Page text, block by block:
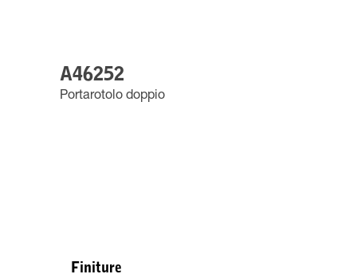
A46252
Portarotolo doppio
Finiture